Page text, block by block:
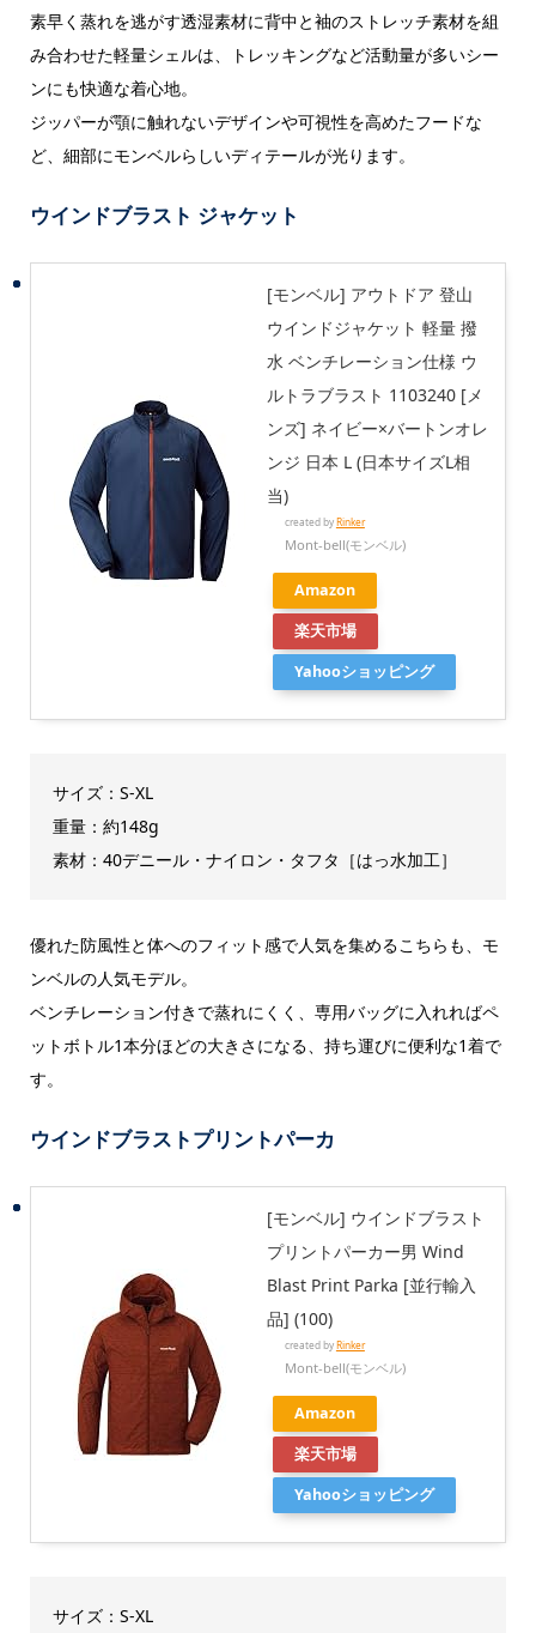
素早く蒸れを逃がす透湿素材に背中と袖のストレッチ素材を組
み合わせた軽量シェルは、トレッキングなど活動量が多いシー
ンにも快適な着心地。
ジッパーが顎に触れないデザインや可視性を高めたフードな
ど、細部にモンベルらしいディテールが光ります。
ウインドブラスト ジャケット
[モンベル] アウトドア 登山
ウインドジャケット 軽量 撥
水 ベンチレーション仕様 ウ
ルトラブラスト 1103240 [メ
ンズ] ネイビー×バートンオレ
ンジ 日本 L (日本サイズL相
当)
created byRinker
Mont-bell(モンベル)
Amazon
楽天市場
Yahooショッピング
サイズ：S-XL
重量：約148g
素材：40デニール・ナイロン・タフタ［はっ水加工］
優れた防風性と体へのフィット感で人気を集めるこちらも、モ
ンベルの人気モデル。
ベンチレーション付きで蒸れにくく、専用バッグに入れればペ
ットボトル1本分ほどの大きさになる、持ち運びに便利な1着で
す。
ウインドブラストプリントパーカ
[モンベル] ウインドブラスト
プリントパーカー男 Wind
Blast Print Parka [並行輸入
品] (100)
created byRinker
Mont-bell(モンベル)
Amazon
楽天市場
Yahooショッピング
サイズ：S-XL